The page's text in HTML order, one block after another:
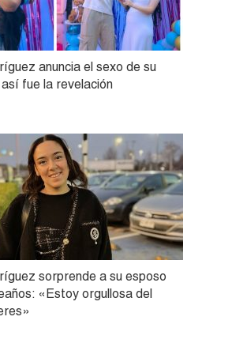
anuncia el sexo de su
fue la revelación
sorprende a su esposo
«Estoy orgullosa del